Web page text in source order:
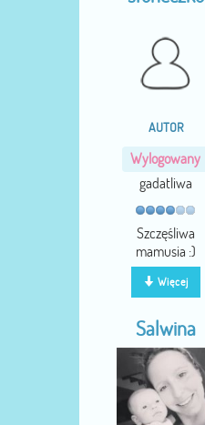
AUTOR
Wylogowany
gadatliwa
Szczęśliwa
mamusia :)
Więcej
Salwina